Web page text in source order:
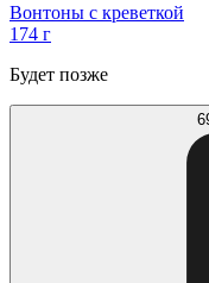
Вонтоны с креветкой
174 г
Будет позже